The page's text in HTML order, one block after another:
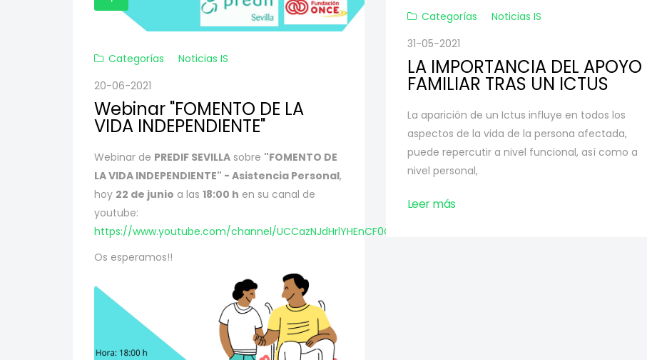
Categorías
Noticias IS
20-06-2021
Webinar "FOMENTO DE LA
VIDA INDEPENDIENTE"
Webinar de PREDIF SEVILLA sobre "FOMENTO DE
LA VIDA INDEPENDIENTE" - Asistencia Personal,
hoy 22 de junio a las 18:00 h en su canal de
youtube:
https://www.youtube.com/channel/UCCazNJdHrlYHEnCF0OUuiSQ
Os esperamos!!
Categorías
Noticias IS
31-05-2021
LA IMPORTANCIA DEL APOYO
FAMILIAR TRAS UN ICTUS
La aparición de un Ictus influye en todos los
aspectos de la vida de la persona afectada,
puede repercutir a nivel funcional, así como a
nivel personal,
Leer más